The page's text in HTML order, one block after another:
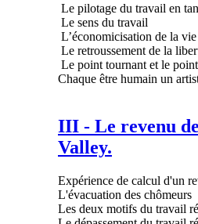
Le pilotage du travail en
Le sens du travail
L’économicisation de la
Le retroussement de la
Le point tournant et le
Chaque être humain un
III - Le revenu
Valley.
Expérience de calcul d'un
L'évacuation des chômeurs
Les deux motifs du travail